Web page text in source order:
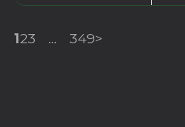
123 ... 349>